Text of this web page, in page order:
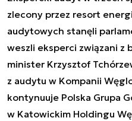
zlecony przez resort
audytowych stanęli
weszli eksperci związani z
minister Krzysztof
z audytu w Kompanii
kontynuuje Polska Grupa
w Katowickim Holdingu